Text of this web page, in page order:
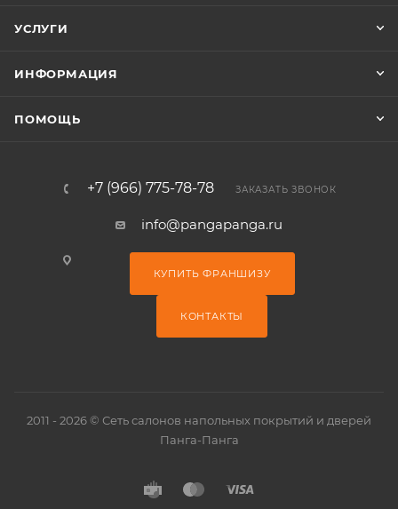
УСЛУГИ
ИНФОРМАЦИЯ
ПОМОЩЬ
+7 (966) 775-78-78 ЗАКАЗАТЬ ЗВОНОК
info@pangapanga.ru
КУПИТЬ ФРАНШИЗУ
КОНТАКТЫ
2011 - 2026 © Сеть салонов напольных покрытий и дверей
Панга-Панга